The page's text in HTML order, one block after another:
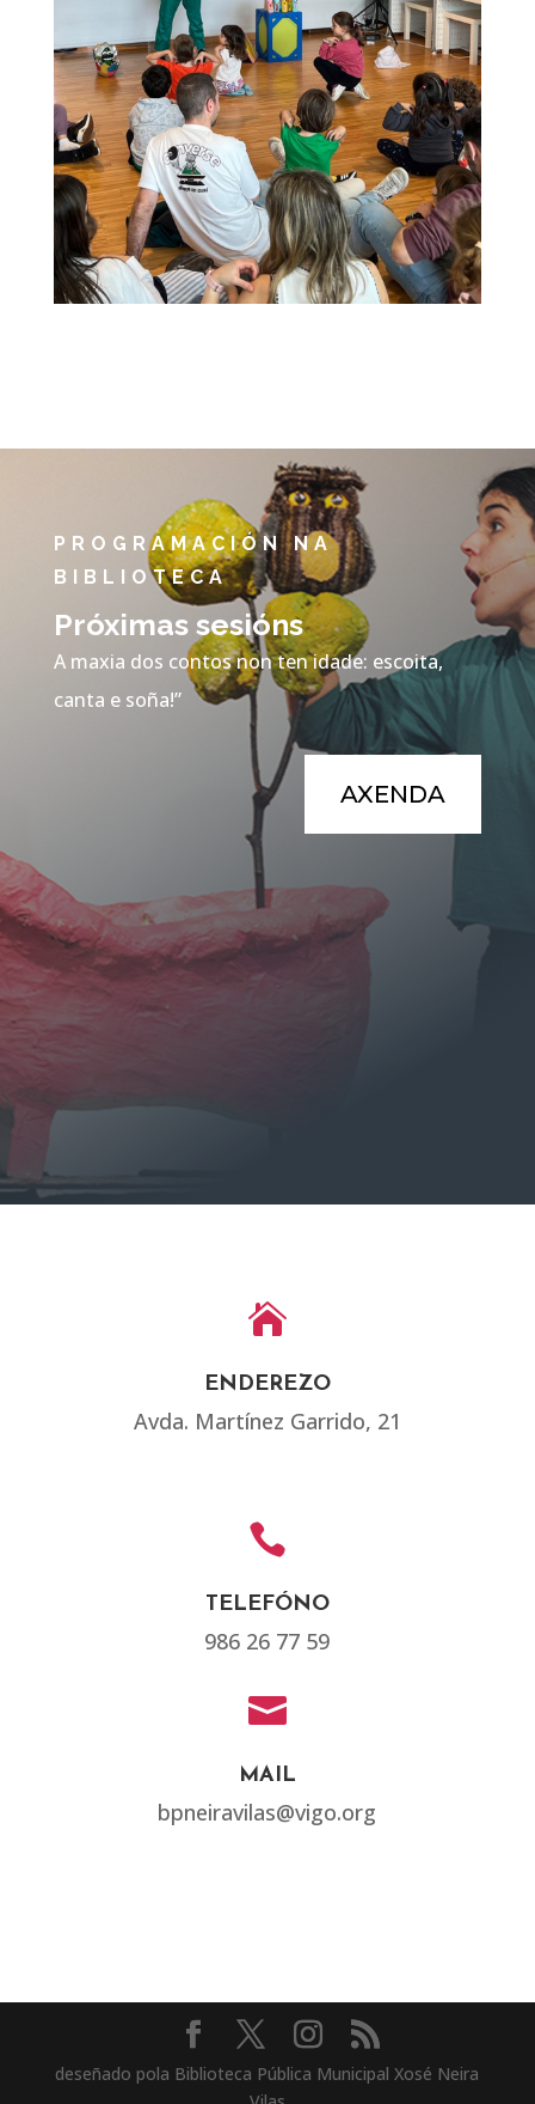
PROGRAMACIÓN NA
BIBLIOTECA
Próximas sesións
A maxia dos contos non ten idade: escoita,
canta e soña!”
AXENDA

ENDEREZO
Avda. Martínez Garrido, 21

TELEFÓNO
986 26 77 59

MAIL
bpneiravilas@vigo.org
deseñado pola Biblioteca Pública Municipal Xosé Neira